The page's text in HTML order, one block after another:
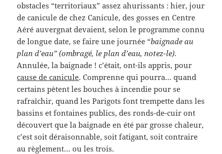
obstacles “territoriaux” assez ahurissants : hier, jour
de canicule de chez Canicule, des gosses en Centre
Aéré auvergnat devaient, selon le programme connu
de longue date, se faire une journée “baignade au
plan d’eau” (ombragé, le plan d’eau, notez-le).
Annulée, la baignade ! c’était, ont-ils appris, pour
cause de canicule. Comprenne qui pourra… quand
certains pètent les bouches à incendie pour se
rafraîchir, quand les Parigots font trempette dans les
bassins et fontaines publics, des ronds-de-cuir ont
découvert que la baignade en été par grosse chaleur,
c’est soit déraisonnable, soit fatigant, soit contraire
au règlement… ou les trois.